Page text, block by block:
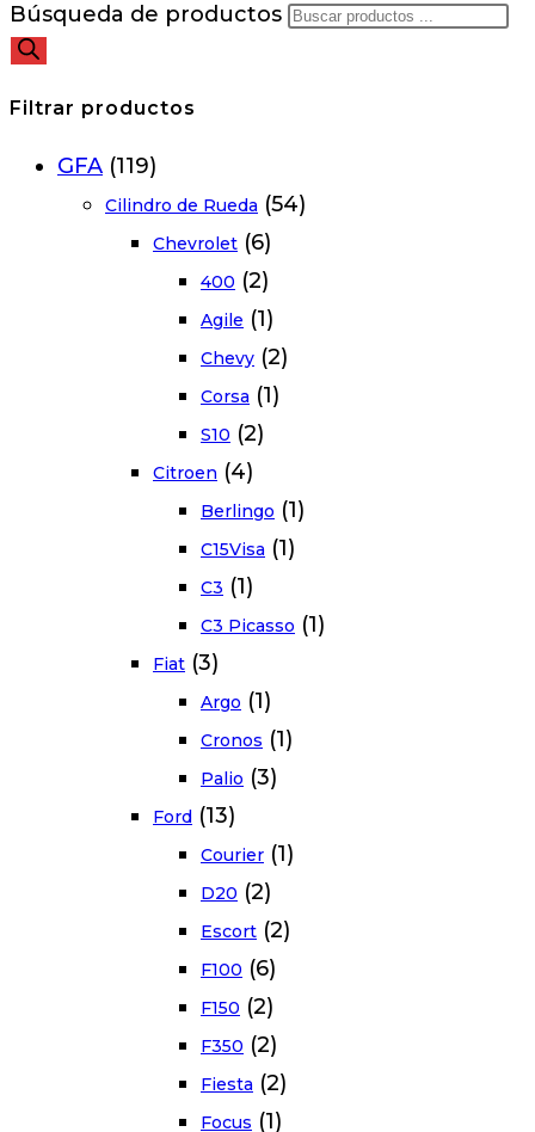
Búsqueda de productos
Filtrar productos
GFA (119)
Cilindro de Rueda (54)
Chevrolet (6)
400 (2)
Agile (1)
Chevy (2)
Corsa (1)
S10 (2)
Citroen (4)
Berlingo (1)
C15Visa (1)
C3 (1)
C3 Picasso (1)
Fiat (3)
Argo (1)
Cronos (1)
Palio (3)
Ford (13)
Courier (1)
D20 (2)
Escort (2)
F100 (6)
F150 (2)
F350 (2)
Fiesta (2)
Focus (1)